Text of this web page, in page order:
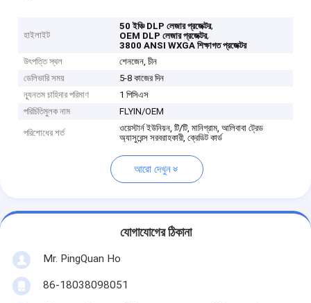
হাইলাইট
50 ইঞ্চি DLP লেজার প্রজেক্টর,
OEM DLP লেজার প্রজেক্টর,
3800 ANSI WXGA শিক্ষাগত প্রজেক্টর
উৎপত্তি স্থল
শেনজেন, চীন
ডেলিভারি সময়
5-8 কাজের দিন
ন্যূনতম চাহিদার পরিমাণ
1 পিসিএস
পরিচিতিমুলক নাম
FLYIN/OEM
পরিশোধের শর্ত
ওয়েস্টার্ন ইউনিয়ন, টি/টি, মানিগ্রাম, আলিবাবা ট্রেড
অ্যাসুরেন্স সরবরাহকারী, ক্রেডিট কার্ড
আরো দেখুন
যোগাযোগের ঠিকানা
Mr. PingQuan Ho
86-18038098051